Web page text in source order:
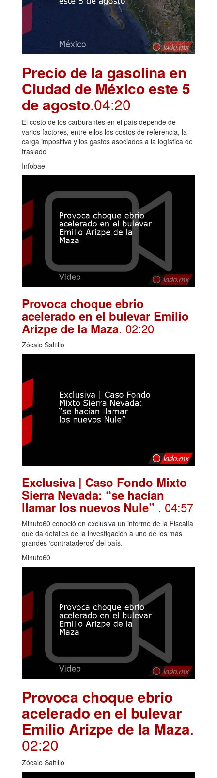
Precio de la gasolina en
Ciudad de México este 5
de agosto.04:20
El costo de los carburantes en el país depende de
varios factores, entre ellos los costos de referencia, la
carga impositiva y los gastos asociados a la logística de
traslado
Infobae
Provoca choque ebrio
acelerado en el bulevar Emilio
Arizpe de la Maza. 02:20
Zócalo Saltillo
Exclusiva | Caso Fondo Mixto
Sierra Nevada: “se hacían
llamar los nuevos Nule” . 04:57
Minuto60 conoció en exclusiva un informe de la Fiscalía
que da detalles de la investigación a uno de los más
grandes ‘contrataderos’ del país.
Minuto60
Provoca choque ebrio
acelerado en el bulevar
Emilio Arizpe de la Maza.
02:20
Zócalo Saltillo